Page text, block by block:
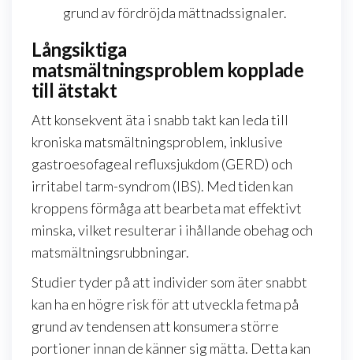
grund av fördröjda mättnadssignaler.
Långsiktiga
matsmältningsproblem kopplade
till ätstakt
Att konsekvent äta i snabb takt kan leda till
kroniska matsmältningsproblem, inklusive
gastroesofageal refluxsjukdom (GERD) och
irritabel tarm-syndrom (IBS). Med tiden kan
kroppens förmåga att bearbeta mat effektivt
minska, vilket resulterar i ihållande obehag och
matsmältningsrubbningar.
Studier tyder på att individer som äter snabbt
kan ha en högre risk för att utveckla fetma på
grund av tendensen att konsumera större
portioner innan de känner sig mätta. Detta kan